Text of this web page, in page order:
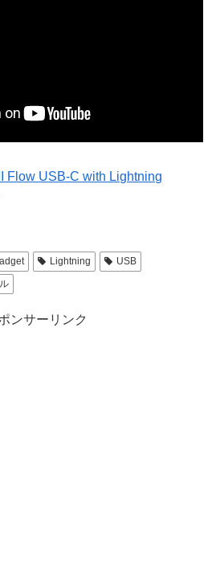
Flow USB-C with Lightning
Lightning
USB
ンサーリンク